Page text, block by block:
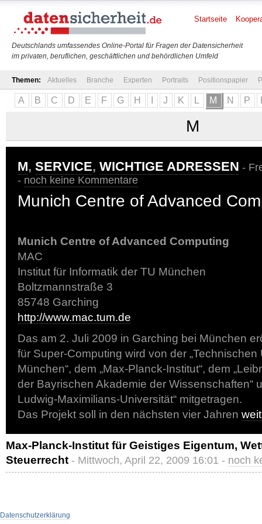
Deutschlands umfassendes Online-Portal für Fragen der Datensicherheit
im privaten, beruflichen, geschäftlichen und behördlichen Umfeld
Startseite
Themen: Aktuelles Branche Experten Portraits Positionspapier
A B C D E F G H J K M N P
M
M, SERVICE, WICHTIGE ADRESSEN -
- noch keine Kommentare
Munich Centre of Advanced
Munich Centre of Advanced Computing
MAC
Institut für Informatik der TU München
Boltzmannstraße 3
85748 Garching
http://www.mac.tum.de
Das am 2. Juli 2009 in Garching bei München
für Super-Computing wird von der „Technischen
München“, dem „Max-Planck-Institut“, dem
der Bayrischen Akademie der Wissenschaften“
Ludwig-Maximilians-Universität“ mitgetragen.
Das Projekt soll in den nächsten vier Jahren
Max-Planck-Institut für Geistiges Eigentum,
Steuerrecht - Mittwoch, April 22, 2009 16:01 - noch
Datenschutzerklärung